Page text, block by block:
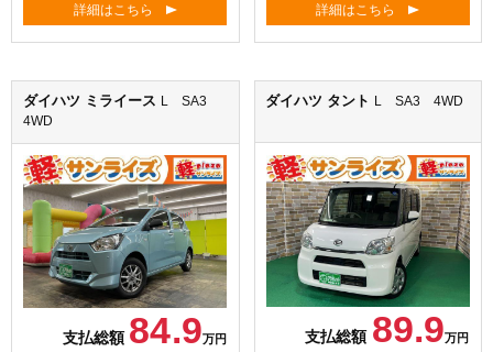
詳細はこちら 詳細はこちら
ダイハツ ミライース L SA3
4WD
支払総額 84.9万円
ダイハツ タント L SA3 4WD
支払総額 89.9万円